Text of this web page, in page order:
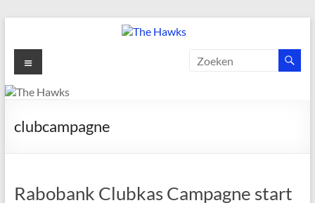
de
inhoud
The
Hawks
gezelligste
Menu
clubcampagne
Rabobank Clubkas Campagne start